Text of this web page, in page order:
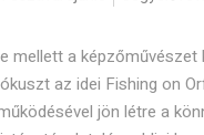
mellett a képzőművészet
az idei Fishing on
jön létre a